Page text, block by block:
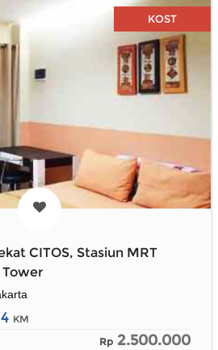
KOST
CITOS, Stasiun MRT
KM
Rp 2.500.000